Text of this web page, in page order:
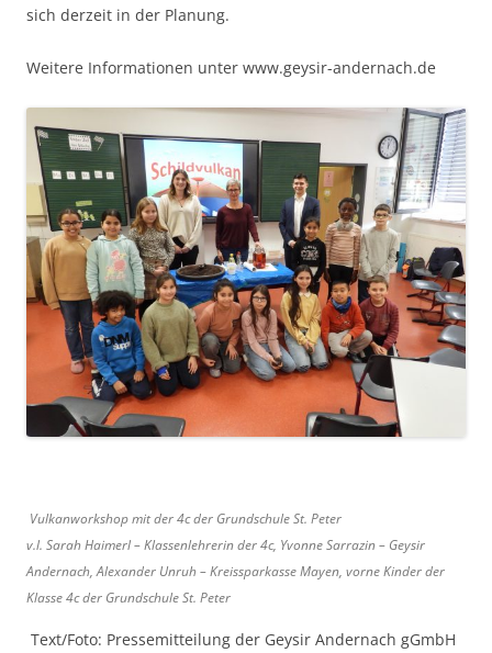
sich derzeit in der Planung.
Weitere Informationen unter www.geysir-andernach.de
Vulkanworkshop mit der 4c der Grundschule St. Peter
v.l. Sarah Haimerl – Klassenlehrerin der 4c, Yvonne Sarrazin – Geysir
Andernach, Alexander Unruh – Kreissparkasse Mayen, vorne Kinder der
Klasse 4c der Grundschule St. Peter
Text/Foto: Pressemitteilung der Geysir Andernach gGmbH